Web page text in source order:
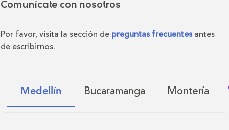
Comunícate con nosotros
Por favor, visita la sección de preguntas frecuentes antes
de escribirnos.
Medellín Bucaramanga Montería